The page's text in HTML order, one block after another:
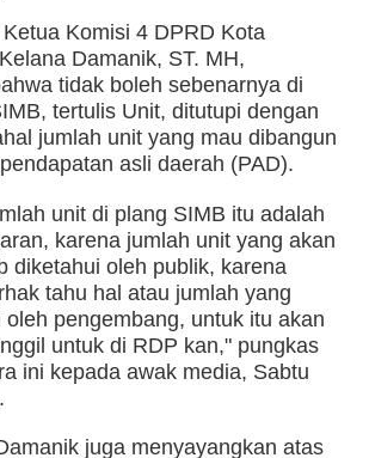
Komisi 4 DPRD Kota
Damanik, ST. MH,
tidak boleh sebenarnya di
tertulis Unit, ditutupi dengan
jumlah unit yang mau dibangun
asli daerah (PAD).
unit di plang SIMB itu adalah
karena jumlah unit yang akan
diketahui oleh publik, karena
tahu hal atau jumlah yang
oleh pengembang, untuk itu akan
untuk di RDP kan," pungkas
ini kepada awak media, Sabtu
juga menyayangkan atas